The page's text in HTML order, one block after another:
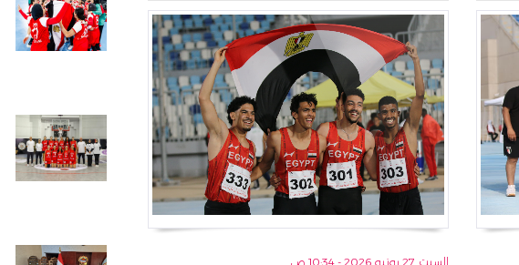
السبت, 27 يونيو 2026 - 10:34 ص